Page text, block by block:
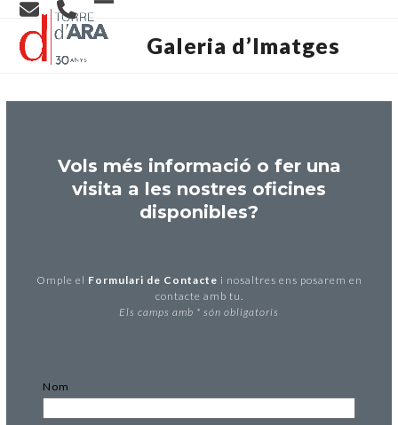
Skip
content
Open
mobile
Close
mobileGaleria d’Imatges
Vols més informació o fer una
visita a les nostres oficines
disponibles?
Omple el Formulari de Contacte i nosaltres ens posarem en
contacte amb tu.
Els camps amb * són obligatoris
Nom